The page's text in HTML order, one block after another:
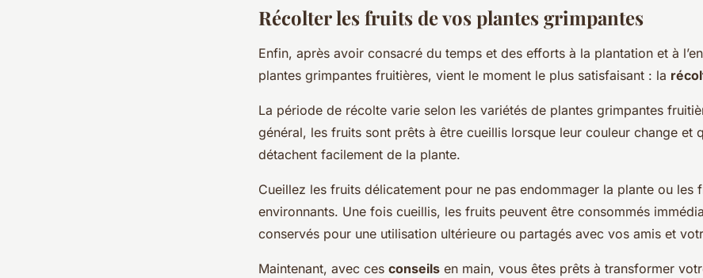
Récolter les fruits de vos plantes grimpantes
Enfin, après avoir consacré du temps et des efforts à la plantation et à
plantes grimpantes fruitières, vient le moment le plus satisfaisant : la
La période de récolte varie selon les variétés de plantes grimpantes
général, les fruits sont prêts à être cueillis lorsque leur couleur change et
détachent facilement de la plante.
Cueillez les fruits délicatement pour ne pas endommager la plante ou les
environnants. Une fois cueillis, les fruits peuvent être consommés
conservés pour une utilisation ultérieure ou partagés avec vos amis et
Maintenant, avec ces conseils en main, vous êtes prêts à transformer